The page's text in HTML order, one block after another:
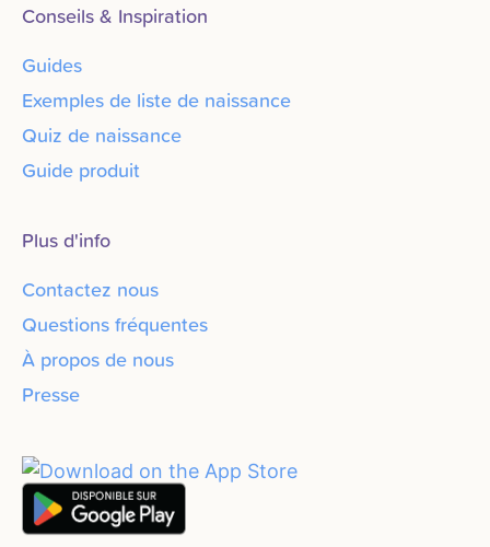
Conseils & Inspiration
Guides
Exemples de liste de naissance
Quiz de naissance
Guide produit
Plus d'info
Contactez nous
Questions fréquentes
À propos de nous
Presse